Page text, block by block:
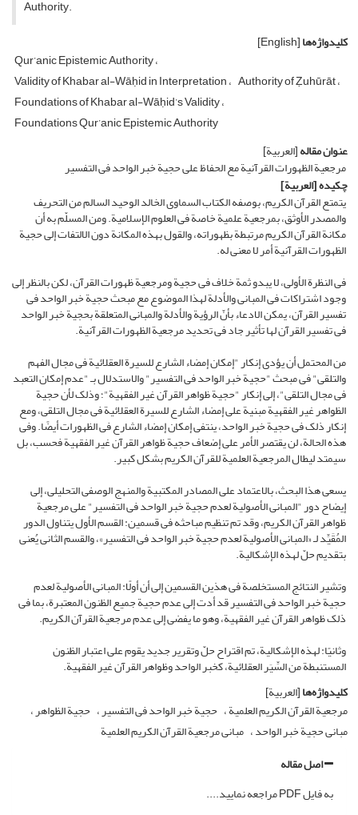
Authority.
کلیدواژه‌ها[English]
Qur’anic Epistemic Authority
Validity of Khabar al-Wāḥid in Interpretation Authority of Ẓuhūrāt
Foundations of Khabar al-Wāḥid’s Validity
Foundations Qur’anic Epistemic Authority
عنوان مقاله[العربیة]
مرجعیة الظهورات القرآنیة مع الحفاظ على حجیة خبر الواحد فی التفسیر
چکیده[العربیة]
یتمتع القرآن الکریم، بوصفه الکتاب السماوی الخالد الوحید السالم من التحریف
والمصدر الأوثق، بمرجعیة علمیة خاصة فی العلوم الإسلامیة. ومن المسلّم به أن
مکانة القرآن الکریم مرتبطة بظهوراته، والقول بهذه المکانة دون الالتفات إلى حجیة
الظهورات القرآنیة أمر لا معنى له.
فی النظرة الأولى، لا یبدو ثمة خلاف فی حجیة ومرجعیة ظهورات القرآن، لکن بالنظر إلى
وجود اشتراکات فی المبانی والأدلة لهذا الموضوع مع مبحث حجیة خبر الواحد فی
تفسیر القرآن، یمکن الادعاء بأنّ الرؤیة والأدلة والمبانی المتعلقة بحجیة خبر الواحد
فی تفسیر القرآن لها تأثیر جاد فی تحدید مرجعیة الظهورات القرآنیة.
من المحتمل أن یؤدی إنکار "إمکان إمضاء الشارع للسیرة العقلائیة فی مجال الفهم
والتلقی" فی مبحث "حجیة خبر الواحد فی التفسیر" والاستدلال بـ "عدم إمکان التعبد
فی مجال التلقی"، إلى إنکار "حجیة ظواهر القرآن غیر الفقهیة"؛ وذلک لأن حجیة
الظواهر غیر الفقهیة مبنیة على إمضاء الشارع للسیرة العقلائیة فی مجال التلقی، ومع
إنکار ذلک فی حجیة خبر الواحد، ینتفی إمکان إمضاء الشارع فی الظهورات أیضًا. وفی
هذه الحالة، لن یقتصر الأمر على إضعاف حجیة ظواهر القرآن غیر الفقهیة فحسب، بل
سیمتد لیطال المرجعیة العلمیة للقرآن الکریم بشکل کبیر.
یسعى هذا البحث، بالاعتماد على المصادر المکتبیة والمنهج الوصفی التحلیلی، إلى
إیضاح دور "المبانی الأصولیة لعدم حجیة خبر الواحد فی التفسیر" على مرجعیة
ظواهر القرآن الکریم، وقد تم تنظیم مباحثه فی قسمین: القسم الأول یتناول الدور
المُقَیِّد لـ «المبانی الأصولیة لعدم حجیة خبر الواحد فی التفسیر»، والقسم الثانی یُعنى
بتقدیم حلّ لهذه الإشکالیة.
وتشیر النتائج المستخلصة فی هذین القسمین إلى أن أولًا: المبانی الأصولیة لعدم
حجیة خبر الواحد فی التفسیر قد أدت إلى عدم حجیة جمیع الظنون المعتبرة، بما فی
ذلک ظواهر القرآن غیر الفقهیة، وهو ما یفضی إلى عدم مرجعیة القرآن الکریم.
وثانیًا: لهذه الإشکالیة، تم اقتراح حلّ وتقریر جدید یقوم على اعتبار الظنون
المستنبطة من السِّیَر العقلائیة، کخبر الواحد وظواهر القرآن غیر الفقهیة.
کلیدواژه‌ها[العربیة]
مرجعیة القرآن الکریم العلمیة حجیة خبر الواحد فی التفسیر حجیة الظواهر
مبانی حجیة خبر الواحد مبانی مرجعیة القرآن الکریم العلمیة
اصل مقاله
به فایل PDF مراجعه نمایید....